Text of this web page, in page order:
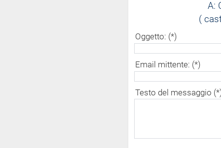
A:
(
Oggetto: (*)
Email mittente: (*)
Testo del messaggio